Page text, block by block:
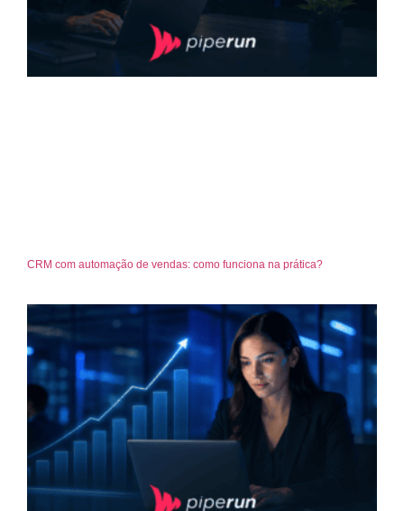
CRM com automação de vendas: como funciona na prática?